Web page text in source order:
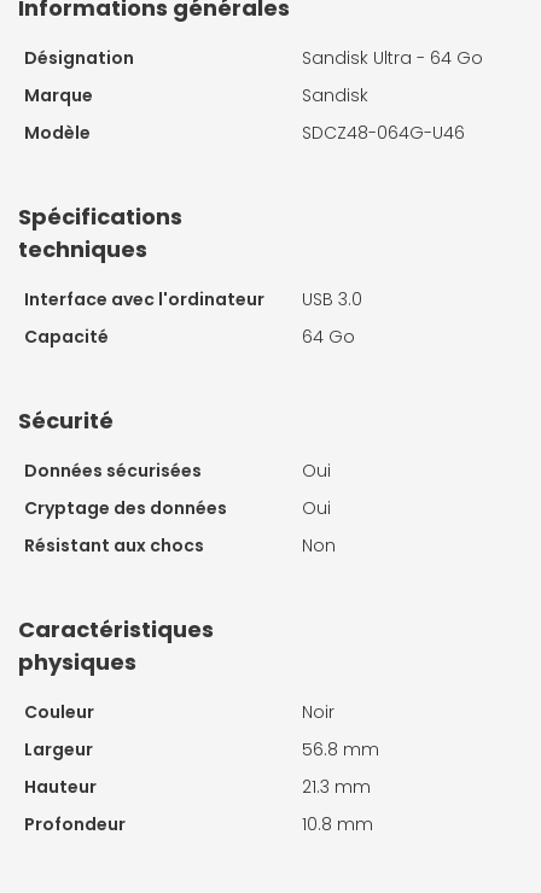
Informations générales
Désignation
Sandisk Ultra - 64 Go
Marque
Sandisk
Modèle
SDCZ48-064G-U46
Spécifications
techniques
Interface avec l'ordinateur
USB 3.0
Capacité
64 Go
Sécurité
Données sécurisées
Oui
Cryptage des données
Oui
Résistant aux chocs
Non
Caractéristiques
physiques
Couleur
Noir
Largeur
56.8 mm
Hauteur
21.3 mm
Profondeur
10.8 mm